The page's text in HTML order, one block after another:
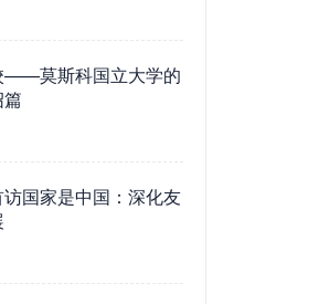
——莫斯科国立大学的
国家是中国：深化友